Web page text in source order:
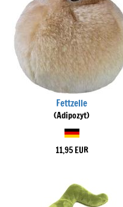
Fettzelle
(Adipozyt)
11,95 EUR